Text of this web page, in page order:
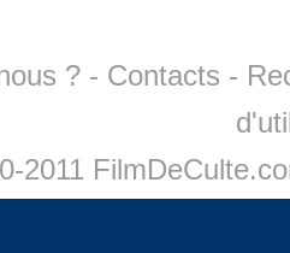
? - Contacts -
2011